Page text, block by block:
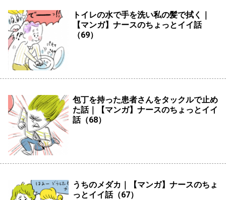
トイレの水で手を洗い私の髪で拭く｜
【マンガ】ナースのちょっとイイ話
（69）
包丁を持った患者さんをタックルで止め
た話｜【マンガ】ナースのちょっとイイ
話（68）
うちのメダカ｜【マンガ】ナースのちょ
っとイイ話（67）